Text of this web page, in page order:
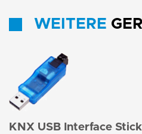
WEITERE
KNX USB Interface